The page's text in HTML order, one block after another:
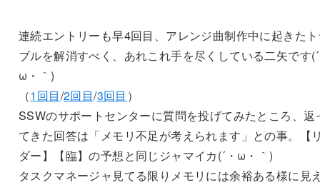
連続エントリーも早4回目、アレンジ曲制作中に起きた
ブルを解消すべく、あれこれ手を尽くしている二矢です
ω・｀)
（1回目/2回目/3回目 ）
SSWのサポートセンターに質問を投げてみたところ、返
てきた回答は「メモリ不足が考えられます」との事。【
ダー】【臨】の予想と同じジャマイカ(´・ω・｀)
タスクマネージャ見てる限りメモリには余裕ある様に見